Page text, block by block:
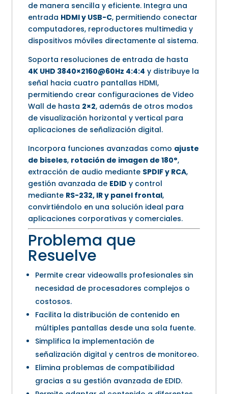
de manera sencilla y eficiente. Integra una
entrada HDMI y USB-C, permitiendo conectar
computadores, reproductores multimedia y
dispositivos móviles directamente al sistema.
Soporta resoluciones de entrada de hasta
4K UHD 3840×2160@60Hz 4:4:4 y distribuye la
señal hacia cuatro pantallas HDMI,
permitiendo crear configuraciones de Video
Wall de hasta 2×2, además de otros modos
de visualización horizontal y vertical para
aplicaciones de señalización digital.
Incorpora funciones avanzadas como ajuste
de biseles, rotación de imagen de 180°,
extracción de audio mediante SPDIF y RCA,
gestión avanzada de EDID y control
mediante RS-232, IR y panel frontal,
convirtiéndolo en una solución ideal para
aplicaciones corporativas y comerciales.
Problema que
Resuelve
Permite crear videowalls profesionales sin
necesidad de procesadores complejos o
costosos.
Facilita la distribución de contenido en
múltiples pantallas desde una sola fuente.
Simplifica la implementación de
señalización digital y centros de monitoreo.
Elimina problemas de compatibilidad
gracias a su gestión avanzada de EDID.